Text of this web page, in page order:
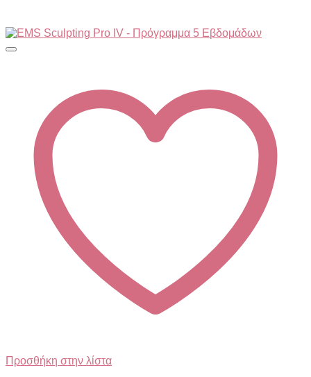
Προσθήκη στην λίστα